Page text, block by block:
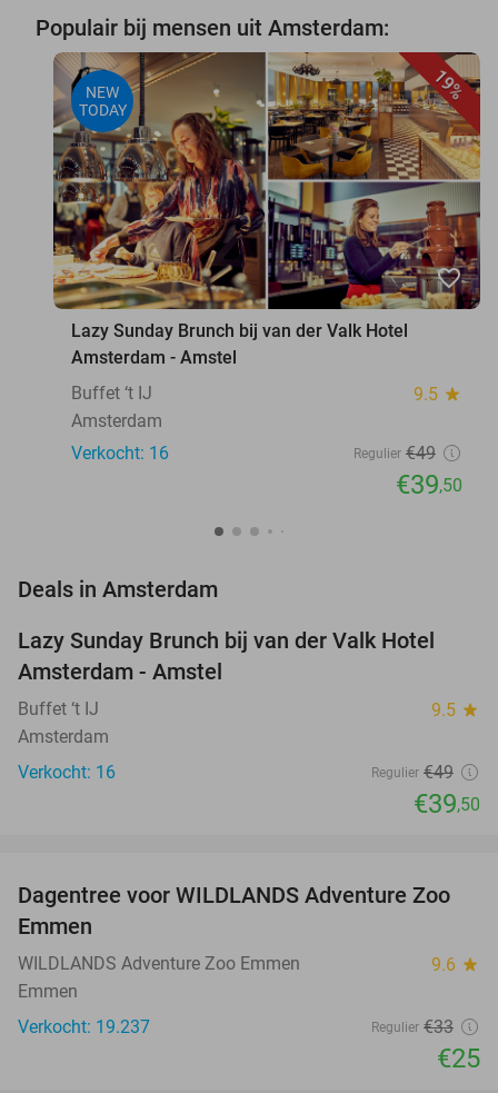
Populair bij mensen uit Amsterdam:
19%
NEW
TODAY
favorite_border
Lazy Sunday Brunch bij van der Valk Hotel
Amsterdam - Amstel
Buffet ‘t IJ
9.5 star
Amsterdam
Verkocht: 16
Regulier €49
€39,50
Deals in Amsterdam
19%
NEW
TODAY
Lazy Sunday Brunch bij van der Valk Hotel
Amsterdam - Amstel
Buffet ‘t IJ 9.5 star
Amsterdam
Verkocht: 16
Regulier €49
€39,50
24%
Dagentree voor WILDLANDS Adventure Zoo
Emmen
WILDLANDS Adventure Zoo Emmen 9.6 star
Emmen
Verkocht: 19.237
Regulier €33
€25